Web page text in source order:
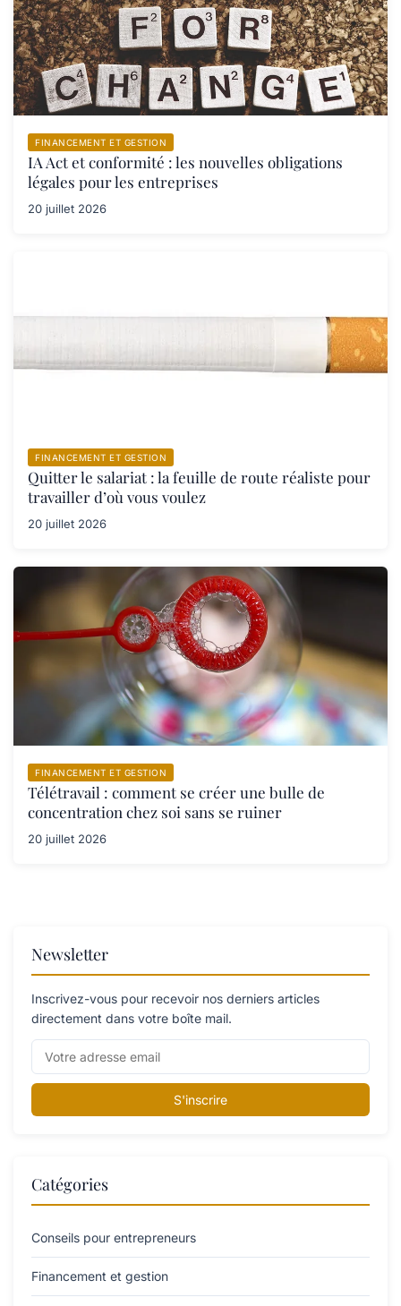
FINANCEMENT ET GESTION
IA Act et conformité : les nouvelles obligations
légales pour les entreprises
20 juillet 2026
FINANCEMENT ET GESTION
Quitter le salariat : la feuille de route réaliste pour
travailler d’où vous voulez
20 juillet 2026
FINANCEMENT ET GESTION
Télétravail : comment se créer une bulle de
concentration chez soi sans se ruiner
20 juillet 2026
Newsletter
Inscrivez-vous pour recevoir nos derniers articles
directement dans votre boîte mail.
S'inscrire
Catégories
Conseils pour entrepreneurs
Financement et gestion